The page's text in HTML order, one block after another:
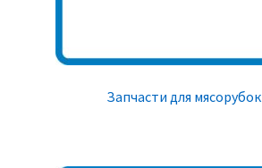
Запчасти для мясорубок